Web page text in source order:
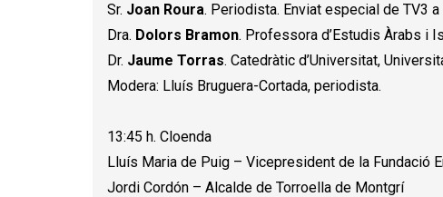
Sr. Joan Roura. Periodista. Enviat especial de TV3 a
Dra. Dolors Bramon. Professora d’Estudis Àrabs i
Dr. Jaume Torras. Catedràtic d’Universitat,
Modera: Lluís Bruguera-Cortada, periodista.
13:45 h. Cloenda
Lluís Maria de Puig – Vicepresident de la Fundació
Jordi Cordón – Alcalde de Torroella de Montgrí